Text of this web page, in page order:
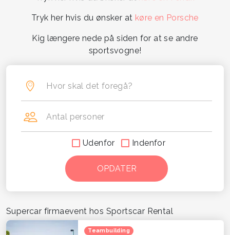
Tryk her hvis du ønsker at køre en Porsche
Kig længere nede på siden for at se andre
sportsvogne!
Hvor skal det foregå?
Antal personer
Udenfor Indenfor
Supercar firmaevent hos Sportscar Rental
Teambuilding